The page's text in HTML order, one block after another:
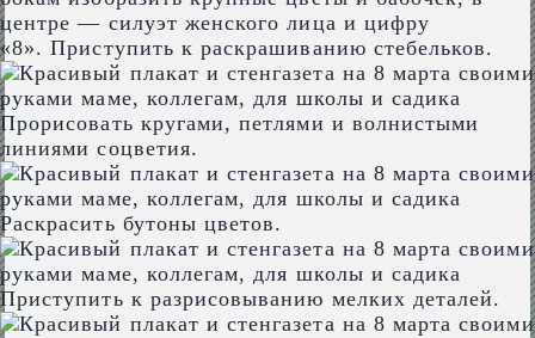
центре — силуэт женского лица и цифру
«8». Приступить к раскрашиванию стебельков.
Прорисовать кругами, петлями и волнистыми
линиями соцветия.
Раскрасить бутоны цветов.
Приступить к разрисовыванию мелких деталей.